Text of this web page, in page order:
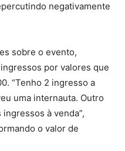
negativamente
sobre o evento,
por valores que
“Tenho 2 ingresso a
uma internauta. Outro
à venda”,
o valor de